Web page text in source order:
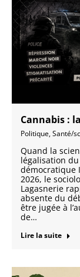
Cannabis :
Politique,Santé/
Quand la
légalisation
démocratique
2026, le
Lagasnerie
absente du
être jugée à
de…
Lire la suite